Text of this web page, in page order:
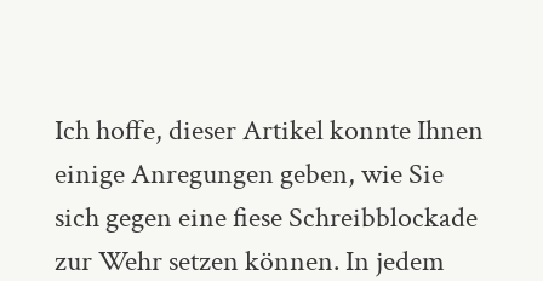
Ich hoffe, dieser Artikel konnte Ihnen
einige Anregungen geben, wie Sie
sich gegen eine fiese Schreibblockade
zur Wehr setzen können. In jedem